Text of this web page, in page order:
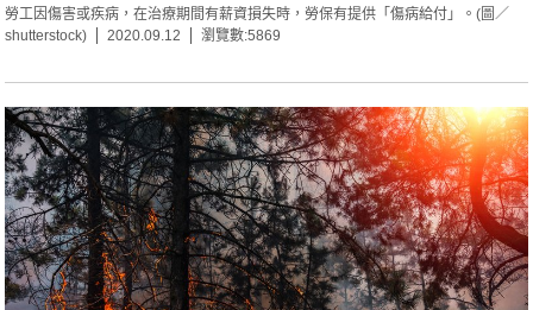
勞工因傷害或疾病，在治療期間有薪資損失時，勞保有提供「傷病給付」。(圖／
shutterstock)
2020.09.12 瀏覽數:5869